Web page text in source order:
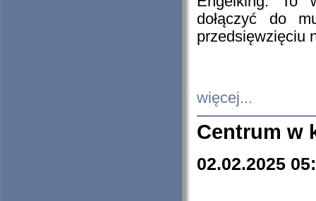
dołączyć do
przedsięwzięciu
więcej...
Centrum w
02.02.2025